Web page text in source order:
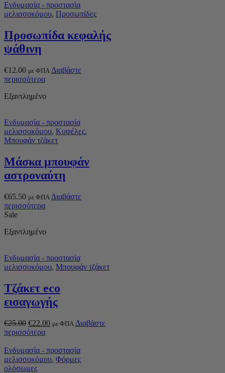
Ενδυμασία - προστασία
μελισσοκόμου, Προσωπίδες
Προσωπίδα κεφαλής
ψάθινη
€12.00 με ΦΠΑ Διαβάστε
περισσότερα
Εξαντλημένο
Ενδυμασία - προστασία
μελισσοκόμου, Κυψέλες,
Μπουφάν τζάκετ
Μάσκα μπουφάν
αστροναύτη
€65.50 με ΦΠΑ Διαβάστε
περισσότερα
Sale
Εξαντλημένο
Ενδυμασία - προστασία
μελισσοκόμου, Μπουφάν τζάκετ
Τζάκετ eco
εισαγωγής
€25.00 €22.00 με ΦΠΑ Διαβάστε
περισσότερα
Ενδυμασία - προστασία
μελισσοκόμου, Φόρμες
ολόσωμες